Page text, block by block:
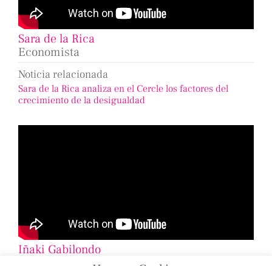
Sara de la Rica
Economista
Noticia relacionada
Sara de la Rica analiza en el Cercle los factores del
crecimiento de la desigualdad
Iñaki Gabilondo